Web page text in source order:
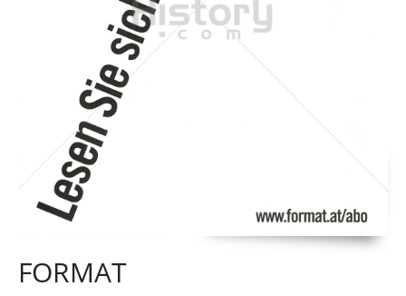
FORMAT